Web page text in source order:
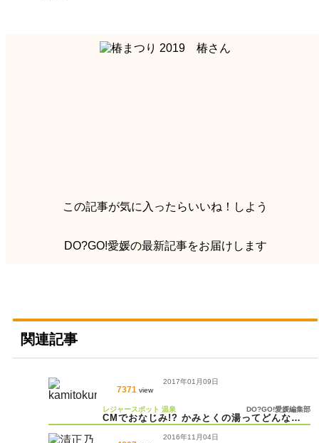
この記事が気に入ったらいいね！しよう
DO?GO!愛媛の最新記事をお届けします
関連記事
7371 view
2017年01月09日
CMでおなじみ!? かみとくの湯ってどんなと
レジャースポット 温泉 DO?GO!愛媛編集部
2016年11月04日